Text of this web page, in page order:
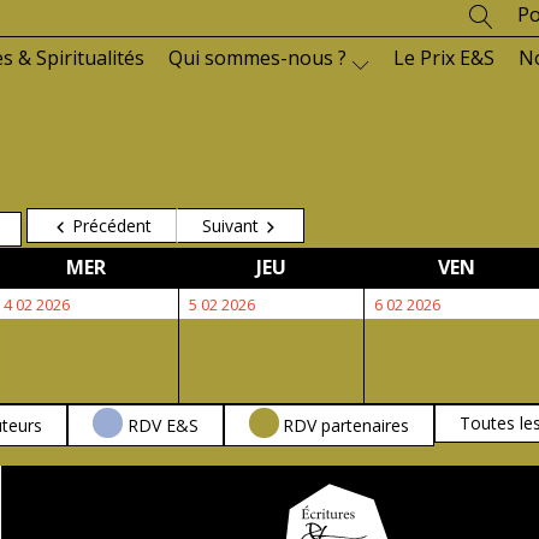
& Spiritualités
Qui sommes-nous ? Le Prix E&S
Précédent Suivant
MERMERCREDI JEUJEUDI VEN
4 02 20264
5 02 20265
6 02 20266
RDV E&S RDV partenaires Toutes